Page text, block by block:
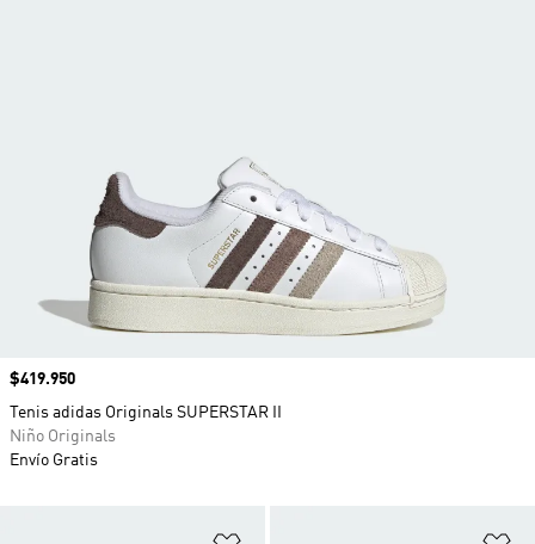
Precio
$419.950
Tenis adidas Originals SUPERSTAR II
Niño Originals
Envío Gratis